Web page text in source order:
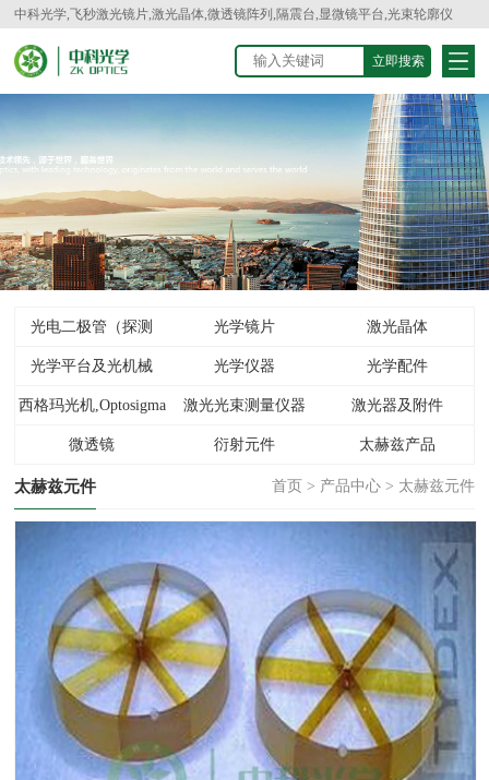
中科光学,飞秒激光镜片,激光晶体,微透镜阵列,隔震台,显微镜平台,光束轮廓仪
光电二极管（探测
器）
光学镜片 激光晶体
光学平台及光机械 光学仪器 光学配件
西格玛光机,Optosigma 激光光束测量仪器 激光器及附件
微透镜 衍射元件 太赫兹产品
太赫兹元件 首页 > 产品中心> 太赫兹元件